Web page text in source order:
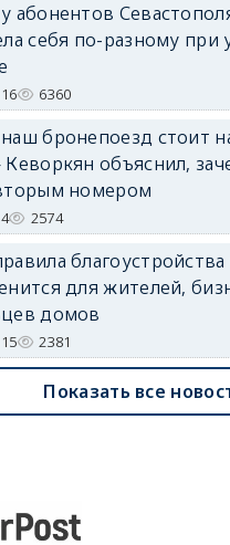
абонентов
себя по-разному при
16 6360
бронепоезд стоит
объяснил,
номером
4 2574
благоустройства
для жителей,
домов
15 2381
Показать все